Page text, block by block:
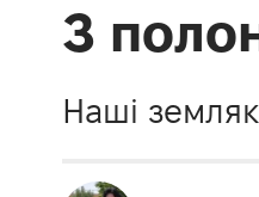
З
Наші